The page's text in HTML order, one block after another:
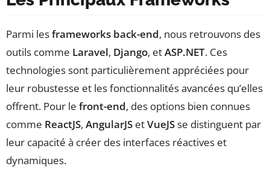
Parmi lesframeworks back-end, nous retrouvons des
outils comme Laravel, Django, etASP.NET. Ces
technologies sont particulièrement appréciées pour
leur robustesse et les fonctionnalités avancées qu’elles
offrent. Pour le front-end, des options bien connues
comme ReactJS, AngularJS etVueJSse distinguent par
leur capacité à créer des interfaces réactives et
dynamiques.